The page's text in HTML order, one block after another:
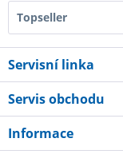
Topseller
Servisní linka
Servis obchodu
Informace